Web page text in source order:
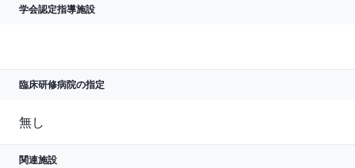
学会認定指導施設
臨床研修病院の指定
無し
関連施設